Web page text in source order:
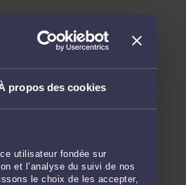
propos des cookies
utilisateur fondée sur
et l’analyse du suivi de nos
le choix de les accepter,